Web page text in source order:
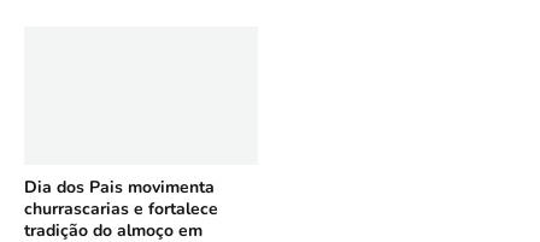
Dia dos Pais movimenta
churrascarias e fortalece
tradição do almoço em